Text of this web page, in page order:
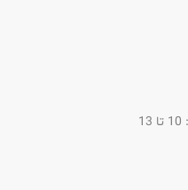
در روتین مراقبت
که با جوش ها مواجه
قسمت مفصل به شما
بگیرید.
انواع